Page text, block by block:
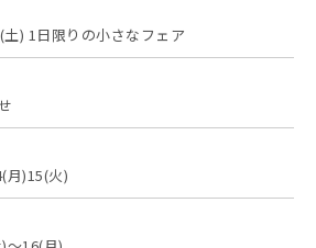
) 1日限りの小さなフェア
)15(火)